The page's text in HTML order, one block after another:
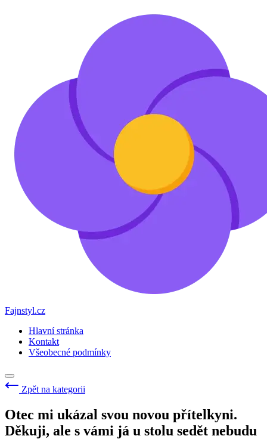
Fajnstyl.cz
Hlavní stránka
Kontakt
Všeobecné podmínky
Zpět na kategorii
Otec mi ukázal svou novou přítelkyni.
Děkuji, ale s vámi já u stolu sedět nebudu